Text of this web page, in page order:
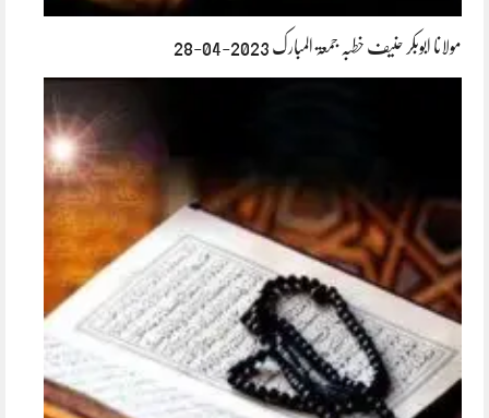
مولانا ابوبکر حنیف خطبہ جمعۃ المبارک 2023-04-28